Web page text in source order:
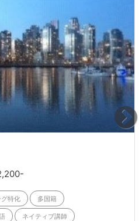
グ特化 多国籍
ネイティブ講師